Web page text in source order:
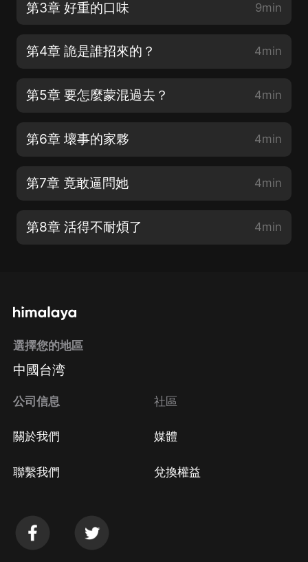
第3章 好重的口味 9min
第4章 詭是誰招來的？ 4min
第5章 要怎麼蒙混過去？ 4min
第6章 壞事的家夥 4min
第7章 竟敢逼問她 4min
第8章 活得不耐煩了 4min
選擇您的地區
中國台湾
公司信息
關於我們
聯繫我們
社區
媒體
兌換權益